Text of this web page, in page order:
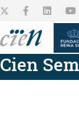
Cien